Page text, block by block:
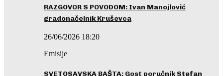
RAZGOVOR S POVODOM: Ivan Manojlović
gradonačelnik Kruševca
26/06/2026 18:20
Emisije
SVETOSAVSKA BAŠTA: Gost poručnik Stefan